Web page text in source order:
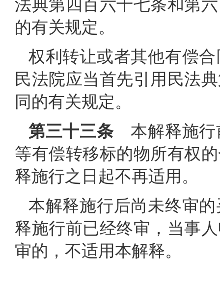
法典第四百六十七条和第
的有关规定。
权利转让或者其他有偿
民法院应当首先引用民法
同的有关规定。
第三十三条本解释施行
等有偿转移标的物所有权
释施行之日起不再适用。
本解释施行后尚未终审
释施行前已经终审，当事
审的，不适用本解释。